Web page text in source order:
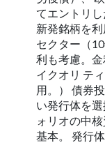
てエントリ
新発銘柄を
セクター（
利も考慮。
イクオリ テ
用。） 債券
い発行体を
ォリオの中
基本。 発行